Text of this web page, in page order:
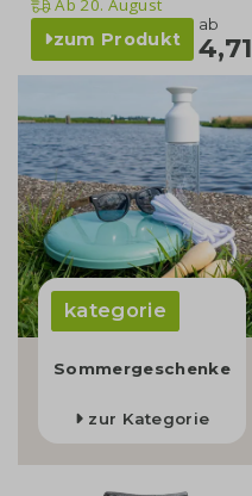
Ab 20. August
zum Produkt
ab
4,71
kategorie
Sommergeschenke
zur Kategorie